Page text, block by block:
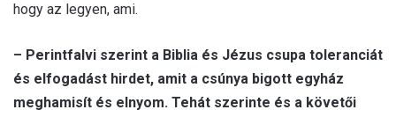
hogy az legyen, ami.
– Perintfalvi szerint a Biblia és Jézus csupa toleranciát
és elfogadást hirdet, amit a csúnya bigott egyház
meghamisít és elnyom. Tehát szerinte és a követői